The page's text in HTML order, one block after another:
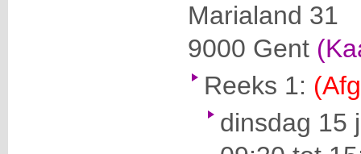
Marialand 31
9000 Gent
Reeks 1:
dinsdag 15